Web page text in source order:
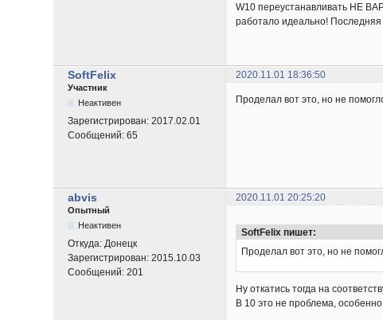
W10 переустанавливать НЕ
работало идеально! Последняя
SoftFelix 2020.11.01 18:36:50
Участник
Неактивен
Зарегистрирован:2017.02.01
Сообщений:65
Проделал вот это, но не
abvis 2020.11.01 20:25:20
Опытный
Неактивен
Откуда:Донецк
Зарегистрирован:2015.10.03
Сообщений:201
SoftFelix пишет:
Проделал вот это, но не
Ну откатись тогда на
В 10 это не проблема,